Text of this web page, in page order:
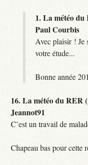
1.La météo
Paul Courbis
Avec plaisir ! Je
votre étude...
Bonne année
16.La météo du RER
Jeannot91
C’est un travail de
Chapeau bas pour cette